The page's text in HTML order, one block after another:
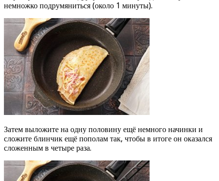
немножко подрумяниться (около 1 минуты).
Затем выложите на одну половину ещё немного начинки и
сложите блинчик ещё пополам так, чтобы в итоге он оказался
сложенным в четыре раза.